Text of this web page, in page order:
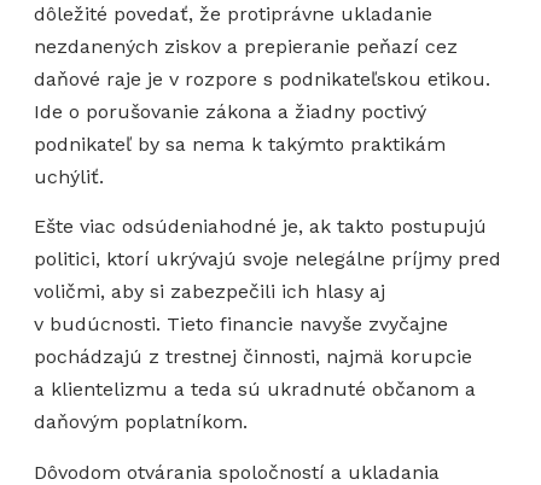
dôležité povedať, že protiprávne ukladanie
nezdanených ziskov a prepieranie peňazí cez
daňové raje je v rozpore s podnikateľskou etikou.
Ide o porušovanie zákona a žiadny poctivý
podnikateľ by sa nema k takýmto praktikám
uchýliť.
Ešte viac odsúdeniahodné je, ak takto postupujú
politici, ktorí ukrývajú svoje nelegálne príjmy pred
voličmi, aby si zabezpečili ich hlasy aj
v budúcnosti. Tieto financie navyše zvyčajne
pochádzajú z trestnej činnosti, najmä korupcie
a klientelizmu a teda sú ukradnuté občanom a
daňovým poplatníkom.
Dôvodom otvárania spoločností a ukladania